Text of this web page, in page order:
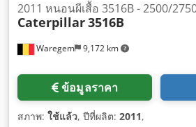
Waregem 9,172 km
2011 หนอนผีเสื้อ 3516B - 2500/
Caterpillar3516B
ข้อมูลราคา
สภาพ: ใช้แล้ว, ปีที่ผลิต: 2011,